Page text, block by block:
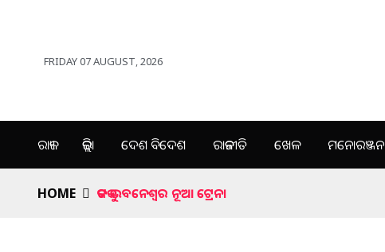
FRIDAY 07 AUGUST, 2026
ରାଜ୍ୟ ଜିଲ୍ଲା ଦେଶ ବିଦେଶ ରାଜନୀତି ଖେଳ ମନୋରଞ୍ଜନ
HOME କଟକ ଭୁବନେଶ୍ୱର ନୂଆ ଟ୍ରେନ।